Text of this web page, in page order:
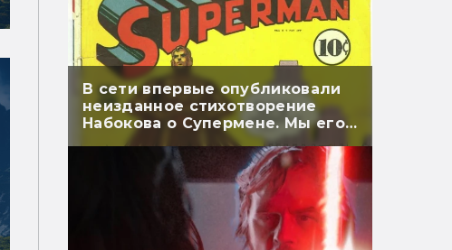
В сети впервые опубликовали
неизданное стихотворение
Набокова о Супермене. Мы его
перевели